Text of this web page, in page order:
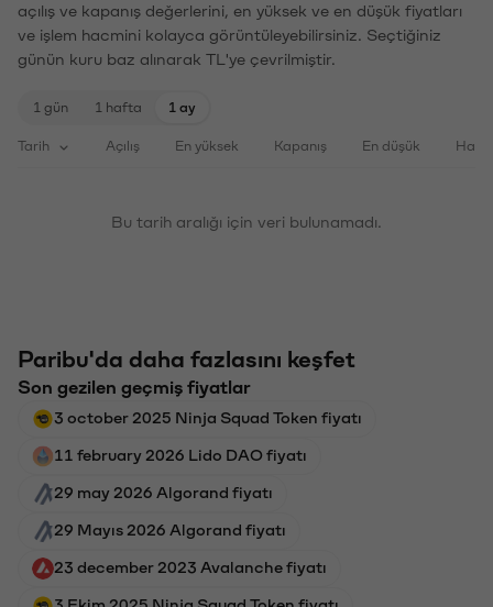
açılış ve kapanış değerlerini, en yüksek ve en düşük fiyatları
ve işlem hacmini kolayca görüntüleyebilirsiniz. Seçtiğiniz
günün kuru baz alınarak TL'ye çevrilmiştir.
1 gün 1 hafta 1 ay
Tarih Açılış En yüksek Kapanış En düşük
Bu tarih aralığı için veri bulunamadı.
Paribu'da daha fazlasını keşfet
Son gezilen geçmiş fiyatlar
3 october 2025 Ninja Squad Token fiyatı
11 february 2026 Lido DAO fiyatı
29 may 2026 Algorand fiyatı
29 Mayıs 2026 Algorand fiyatı
23 december 2023 Avalanche fiyatı
3 Ekim 2025 Ninja Squad Token fiyatı